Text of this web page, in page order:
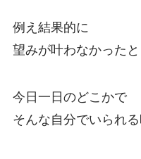
例え結果的に
望みが叶わなかった
今日一日のどこかで
そんな自分でいられ